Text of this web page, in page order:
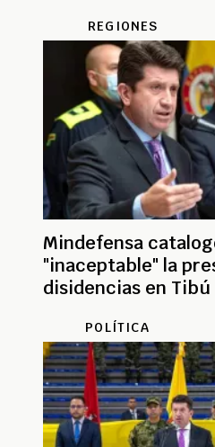
REGIONES
Mindefensa
"inaceptable" la
disidencias en Tibú
POLÍTICA